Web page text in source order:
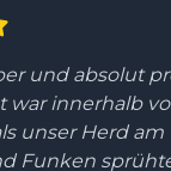
und absolut
war innerhalb
unser Herd am
Funken